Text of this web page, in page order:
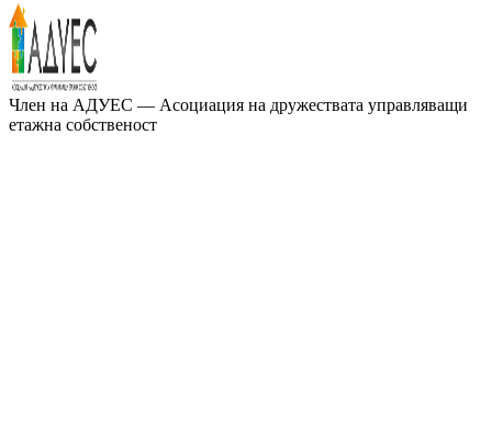
Член на АДУЕС — Асоциация на дружествата управляващи
етажна собственост